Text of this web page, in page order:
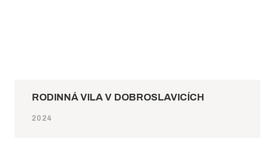
RODINNÁ VILA V DOBROSLAVICÍCH
2024